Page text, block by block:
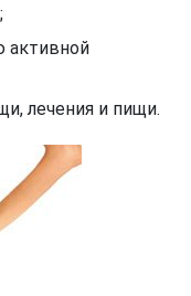
активной
лечения и пищи.